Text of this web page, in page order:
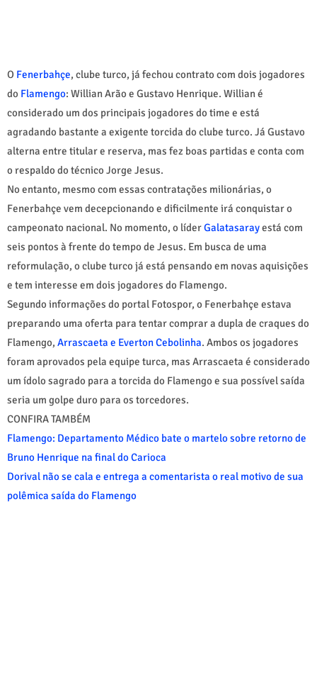
O Fenerbahçe, clube turco, já fechou contrato com dois jogadores
do Flamengo: Willian Arão e Gustavo Henrique. Willian é
considerado um dos principais jogadores do time e está
agradando bastante a exigente torcida do clube turco. Já Gustavo
alterna entre titular e reserva, mas fez boas partidas e conta com
o respaldo do técnico Jorge Jesus.
No entanto, mesmo com essas contratações milionárias, o
Fenerbahçe vem decepcionando e dificilmente irá conquistar o
campeonato nacional. No momento, o líderGalatasarayestá com
seis pontos à frente do tempo de Jesus. Em busca de uma
reformulação, o clube turco já está pensando em novas aquisições
e tem interesse em dois jogadores do Flamengo.
Segundo informações do portal Fotospor, o Fenerbahçe estava
preparando uma oferta para tentar comprar a dupla de craques do
Flamengo, Arrascaeta e Everton Cebolinha. Ambos os jogadores
foram aprovados pela equipe turca, mas Arrascaeta é considerado
um ídolo sagrado para a torcida do Flamengo e sua possível saída
seria um golpe duro para os torcedores.
CONFIRA TAMBÉM
Flamengo: Departamento Médico bate o martelo sobre retorno de
Bruno Henrique na final do Carioca
Dorival não se cala e entrega a comentarista o real motivo de sua
polêmica saída do Flamengo